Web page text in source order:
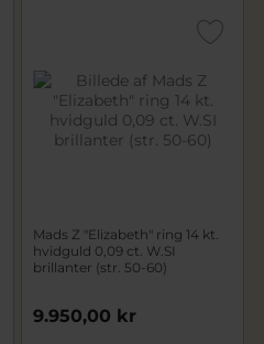
Mads Z "Elizabeth" ring 14 kt.
hvidguld 0,09 ct. W.SI
brillanter (str. 50-60)
9.950,00 kr